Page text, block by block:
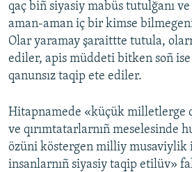
qaç biñ siyasiy mabüs tutulğanı ve
aman-aman iç bir kimse bilmegeni
Olar yaramay şaraittte tutula,
ediler, apis müddeti bitken soñ
qanunsız taqip ete ediler.
Hitapnamede «küçük milletlerge
ve qırımtatarlarnıñ meselesinde
özüni köstergen milliy musaviylik
insanlarnıñ siyasiy taqip etilüv»